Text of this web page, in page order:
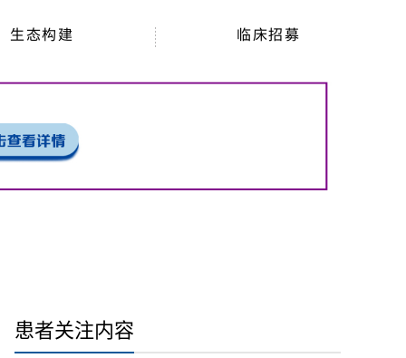
生态构建 临床招募
患者关注内容